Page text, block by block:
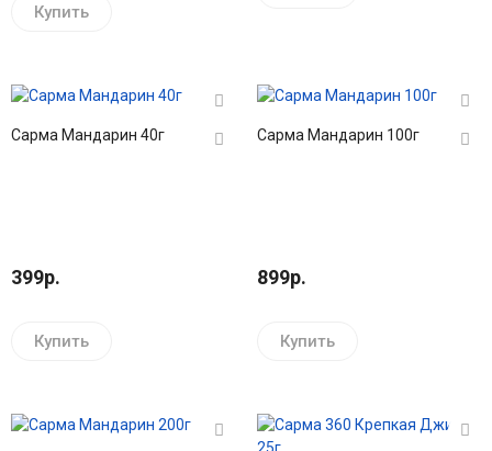
Купить
Сарма Мандарин 40г
399р.
Купить
Сарма Мандарин 100г
899р.
Купить